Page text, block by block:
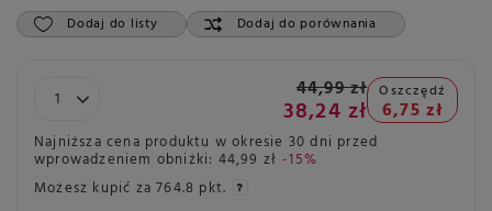
Dodaj do listy Dodaj do porównania
44,99 zł
38,24 zł
Oszczędź
6,75 zł
Najniższa cena produktu w okresie 30 dni przed
wprowadzeniem obniżki: 44,99 zł -15%
Możesz kupić za764.8 pkt.